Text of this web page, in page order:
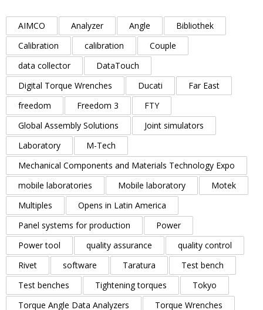
AIMCO Analyzer Angle
Bibliothek
Calibration
calibration
Couple
data collector
DataTouch
Digital Torque Wrenches
Ducati
Far East
freedom
Freedom 3
FTY
Global Assembly Solutions
Joint simulators
Laboratory
M-Tech
Mechanical Components and Materials Technology Expo
mobile laboratories
Mobile laboratory
Motek
Multiples
Opens in Latin America
Panel systems for production
Power
Power tool
quality assurance
quality control
Rivet
software Taratura
Test bench
Test benches
Tightening torques
Tokyo
Torque Angle Data Analyzers
Torque Wrenches